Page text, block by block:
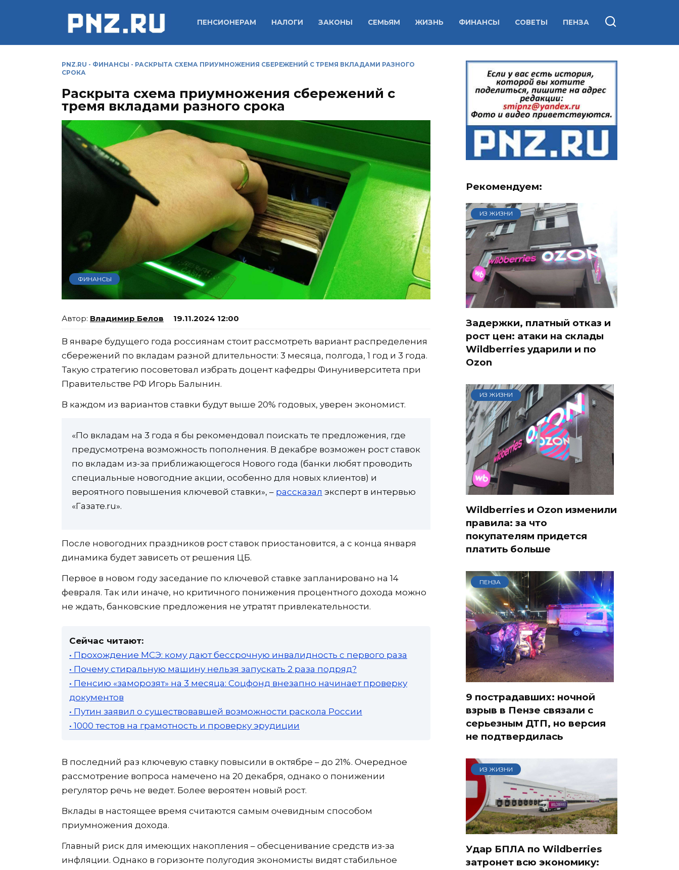
ПЕНСИОНЕРАМ НАЛОГИ ЗАКОНЫ СЕМЬЯМ ЖИЗНЬ ФИНАНСЫ СОВЕТЫ ПЕНЗА
PNZ.RU - ФИНАНСЫ - РАСКРЫТА СХЕМА ПРИУМНОЖЕНИЯ СБЕРЕЖЕНИЙ С ТРЕМЯ ВКЛАДАМИ РАЗНОГО
СРОКА
Раскрыта схема приумножения сбережений с
тремя вкладами разного срока
ФИНАНСЫ
Владимир Белов 19.11.2024 12:00
В январе будущего года россиянам стоит рассмотреть вариант распределения
сбережений по вкладам разной длительности: 3 месяца, полгода, 1 год и 3 года.
Такую стратегию посоветовал избрать доцент кафедры Финуниверситета при
Правительстве РФ Игорь Балынин.
В каждом из вариантов ставки будут выше 20% годовых, уверен экономист.
«По вкладам на 3 года я бы рекомендовал поискать те предложения, где
предусмотрена возможность пополнения. В декабре возможен рост ставок
по вкладам из-за приближающегося Нового года (банки любят проводить
специальные новогодние акции, особенно для новых клиентов) и
вероятного повышения ключевой ставки», – рассказал эксперт в интервью
«Газате.ru».
После новогодних праздников рост ставок приостановится, а с конца января
динамика будет зависеть от решения ЦБ.
Первое в новом году заседание по ключевой ставке запланировано на 14
февраля. Так или иначе, но критичного понижения процентного дохода можно
не ждать, банковские предложения не утратят привлекательности.
Сейчас читают:
• Прохождение МСЭ: кому дают бессрочную инвалидность с первого раза
• Почему стиральную машину нельзя запускать 2 раза подряд?
• Пенсию «заморозят» на 3 месяца: Соцфонд внезапно начинает проверку
документов
• Путин заявил о существовавшей возможности раскола России
• 1000 тестов на грамотность и проверку эрудиции
В последний раз ключевую ставку повысили в октябре – до 21%. Очередное
рассмотрение вопроса намечено на 20 декабря, однако о понижении
регулятор речь не ведет. Более вероятен новый рост.
Вклады в настоящее время считаются самым очевидным способом
приумножения дохода.
Главный риск для имеющих накопления – обесценивание средств из-за
инфляции. Однако в горизонте полугодия экономисты видят стабильное
Рекомендуем:
ИЗ ЖИЗНИ
Задержки, платный отказ и
рост цен: атаки на склады
Wildberries ударили и по
Ozon
ИЗ ЖИЗНИ
Wildberries и Ozon изменили
правила: за что
покупателям придется
платить больше
ПЕНЗА
9 пострадавших: ночной
взрыв в Пензе связали с
серьезным ДТП, но версия
не подтвердилась
ИЗ ЖИЗНИ
Удар БПЛА по Wildberries
затронет всю экономику: